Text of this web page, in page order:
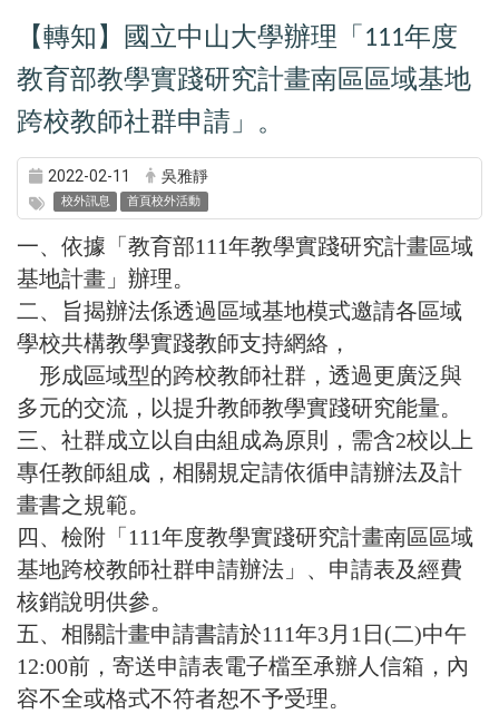
【轉知】國立中山大學辦理「 111年度
教育部教學實踐研究計畫南區區域基地
跨校教師社群申請」。
2022-02-11 吳雅靜
校外訊息 首頁校外活動
一、依據「教育部111年教學實踐研究計畫區域
基地計畫」辦理。
二、旨揭辦法係透過區域基地模式邀請各區域
學校共構教學實踐教師支持網絡，
形成區域型的跨校教師社群，透過更廣泛與
多元的交流，以提升教師教學實踐研究能量。
三、社群成立以自由組成為原則，需含2校以上
專任教師組成，相關規定請依循申請辦法及計
畫書之規範。
四、檢附「111年度教學實踐研究計畫南區區域
基地跨校教師社群申請辦法」、申請表及經費
核銷說明供參。
五、相關計畫申請書請於111年3月1日(二)中午
12:00前，寄送申請表電子檔至承辦人信箱，內
容不全或格式不符者恕不予受理。